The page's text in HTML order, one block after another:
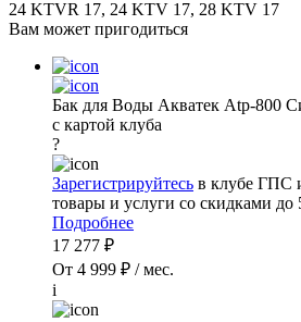
24 KTVR 17, 24 KTV 17, 28 KTV 17
Вам может пригодиться
Бак для Воды Акватек Atp-800
с картой клуба
?
Зарегистрируйтесь в клубе ГПС
товары и услуги со скидками до
Подробнее
17 277 ₽
От 4 999 ₽ / мес.
i